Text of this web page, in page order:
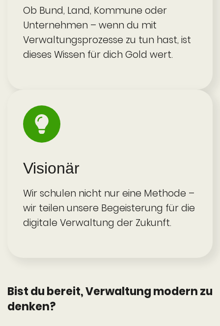
Ob Bund, Land, Kommune oder
Unternehmen – wenn du mit
Verwaltungs­prozesse zu tun hast, ist
dieses Wissen für dich Gold wert.
Visionär
Wir schulen nicht nur eine Methode –
wir teilen unsere Begeisterung für die
digitale Verwaltung der Zukunft.
Bist du bereit, Verwaltung modern zu
denken?